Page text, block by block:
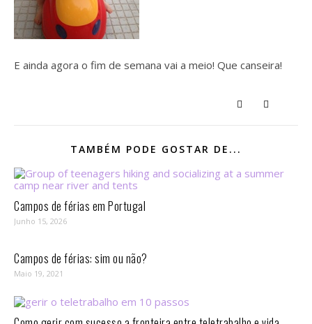
E ainda agora o fim de semana vai a meio! Que canseira!
TAMBÉM PODE GOSTAR DE...
Campos de férias em Portugal
Junho 15, 2026
Campos de férias: sim ou não?
Maio 19, 2021